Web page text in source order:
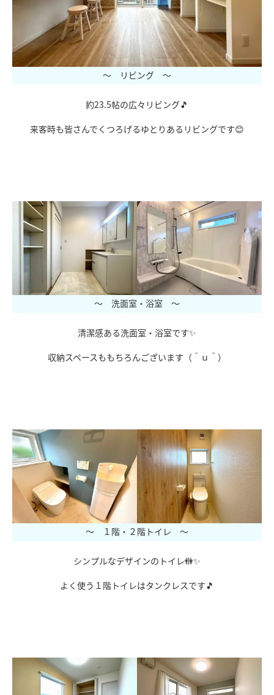
～ リビング ～
約23.5帖の広々リビング🎵
来客時も皆さんでくつろげるゆとりあるリビングです😊
～ 洗面室・浴室 ～
清潔感ある洗面室・浴室です✨
収納スペースももちろんございます（＾ｕ＾）
～ １階・２階トイレ ～
シンプルなデザインのトイレ🚻✨
よく使う１階トイレはタンクレスです🎵